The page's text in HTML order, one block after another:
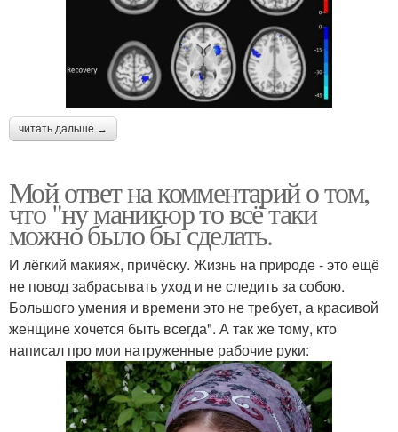
читать дальше →
Мой ответ на комментарий о том,
что "ну маникюр то всё таки
можно было бы сделать.
И лёгкий макияж, причёску. Жизнь на природе - это ещё
не повод забрасывать уход и не следить за собою.
Большого умения и времени это не требует, а красивой
женщине хочется быть всегда". А так же тому, кто
написал про мои натруженные рабочие руки: